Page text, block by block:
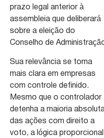
prazo legal anterior à
assembleia que deliberará
sobre a eleição do
Conselho de
Sua relevância se torna
mais clara em empresas
com controle definido.
Mesmo que o controlador
detenha a maioria
das ações com direito a
voto, a lógica proporcional